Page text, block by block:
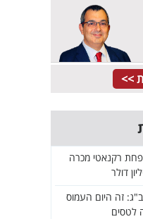
>>
רקנאטי מכרה
זה היום העמוס
לטסים